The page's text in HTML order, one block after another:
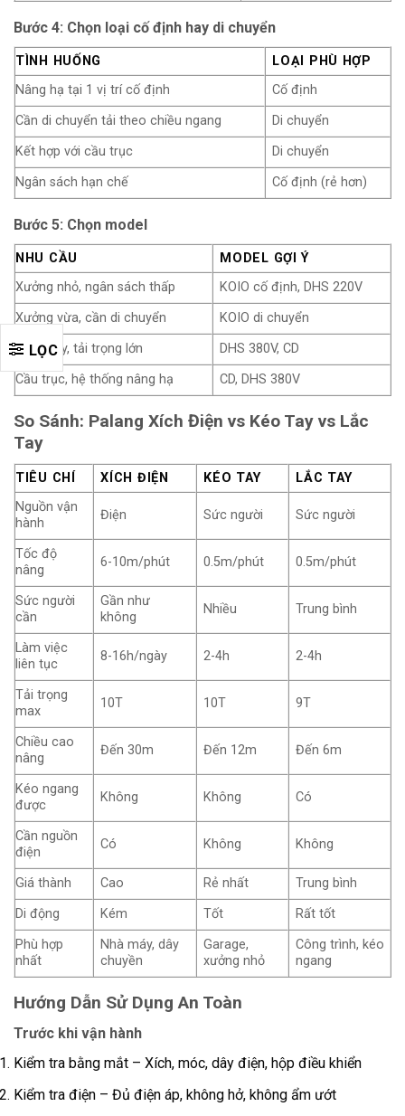
LỌC
Bước 4: Chọn loại cố định hay di chuyển
TÌNH HUỐNG
LOẠI PHÙ HỢP
Nâng hạ tại 1 vị trí cố định
Cố định
Cần di chuyển tải theo chiều ngang
Di chuyển
Kết hợp với cầu trục
Di chuyển
Ngân sách hạn chế
Cố định (rẻ hơn)
Bước 5: Chọn model
NHU CẦU
MODEL GỢI Ý
Xưởng nhỏ, ngân sách thấp
KOIO cố định, DHS 220V
Xưởng vừa, cần di chuyển
KOIO di chuyển
Nhà máy, tải trọng lớn
DHS 380V, CD
Cầu trục, hệ thống nâng hạ
CD, DHS 380V
So Sánh: Palang Xích Điện vs Kéo Tay vs Lắc
Tay
TIÊU CHÍ XÍCH ĐIỆN KÉO TAY
LẮC TAY
Nguồn vận
hành
Điện Sức người Sức người
Tốc độ
nâng
6-10m/phút 0.5m/phút 0.5m/phút
Sức người
cần
Gần như
không
Nhiều Trung bình
Làm việc
liên tục
8-16h/ngày 2-4h 2-4h
Tải trọng
max
10T 10T 9T
Chiều cao
nâng
Đến 30m Đến 12m Đến 6m
Kéo ngang
được
Không Không Có
Cần nguồn
điện
Có Không Không
Giá thành Cao Rẻ nhất
Trung bình
Di động
Kém Tốt
Rất tốt
Phù hợp
nhất
Nhà máy, dây
chuyền
Garage,
xưởng nhỏ
Công trình, kéo
ngang
Hướng Dẫn Sử Dụng An Toàn
Trước khi vận hành
Kiểm tra bằng mắt – Xích, móc, dây điện, hộp điều khiển
Kiểm tra điện – Đủ điện áp, không hở, không ẩm ướt